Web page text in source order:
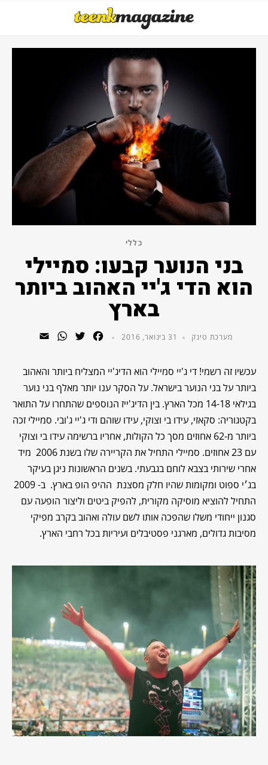
כללי
בני הנוער קבעו: סמיילי
הוא הדי ג'יי האהוב ביותר
בארץ
מערכת טינק 31 בינואר, 2016 Facebook
Twitter
WhatsApp
עכשיו זה רשמי! די ג'יי סמיילי הוא הדיג'יי המצליח ביותר והאהוב
ביותר על בני הנוער בישראל. על הסקר ענו יותר מאלף בני נוער
בגילאי 14-18 מכל הארץ. בין הדיג'ייז הנוספים שהתחרו על התואר
בקטגוריה: סקאזי, עידו בי וצוקי, עידו שוהם ודי ג'יי ג'ובי. סמיילי זכה
ביותר מ-62 אחוזים מסך כל הקולות, אחריו ברשימה עידו בי וצוקי
עם 23 אחוזים. סמיילי התחיל את הקריירה שלו בשנת 2006 מיד
אחרי שירותי בצבא לוחם בגבעתי. בשנים הראשונות ניגן בעיקר
בג׳י ספוט ומקומות שהיו חלק מסצנת ההיפ הופ בארץ. ב- 2009
התחיל להוציא מוסיקה מקורית, להפיק ביטים וליצור הופעה עם
סגנון ייחודי משלו שהפכה אותו לשם עולה ואהוב בקרב מפיקי
מסיבות גדולים, מארגני פסטיבלים ועיריות בכל רחבי הארץ.